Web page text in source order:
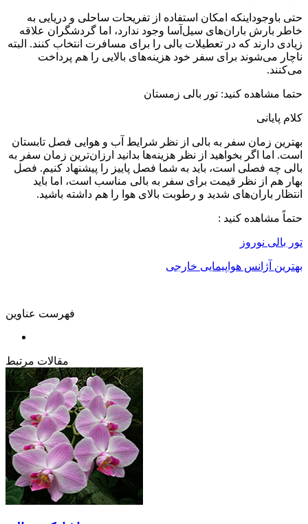
حتی باوجوداینکه امکان استفاده از تفریحات ساحلی و دریایی به
خاطر بارش باران‌های سیل‌آسا وجود ندارد، اما گردشگران علاقه
زیادی دارند که در تعطیلات بالی را برای مسافرت انتخاب کنند. البته
ناچار می‌شوند برای سفر خود هزینه‌های بالایی را هم پرداخت
می‌کنند.
حتما مشاهده کنید: تور بالی زمستان
کلام پایانی
بهترین زمان سفر به بالی از نظر شرایط آب و هوایی فصل تابستان
است. اما اگر بخواهید از نظر هزینه‌ها بدانید ارزان‌ترین زمان سفر به
بالی چه فصلی است، باید به شما فصل پاییز را پیشنهاد کنیم. فصل
بهار هم از نظر قیمت برای سفر به بالی مناسب است، اما باید
انتظار باران‌های شدید و رطوبت بالای هوا را هم داشته باشید.
حتماً مشاهده کنید :
تور بالی نوروز
بهترین آژانس هواپیمایی خارجی
فهرست عناوین
مقالات مرتبط